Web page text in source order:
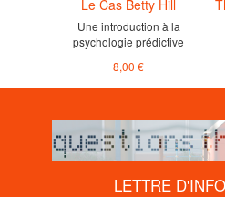
Le Cas Betty Hill
Une introduction à la
psychologie prédictive
8,00 €
LETTRE